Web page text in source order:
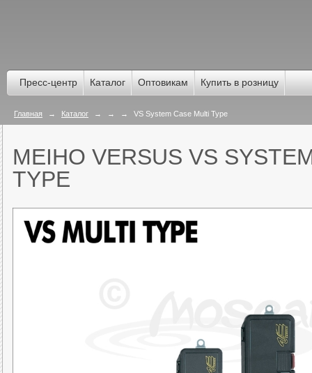
Пресс-центр Каталог Оптовикам Купить в розницу
Главная → Каталог → → → VS System Case Multi Type
MEIHO VERSUS VS
TYPE